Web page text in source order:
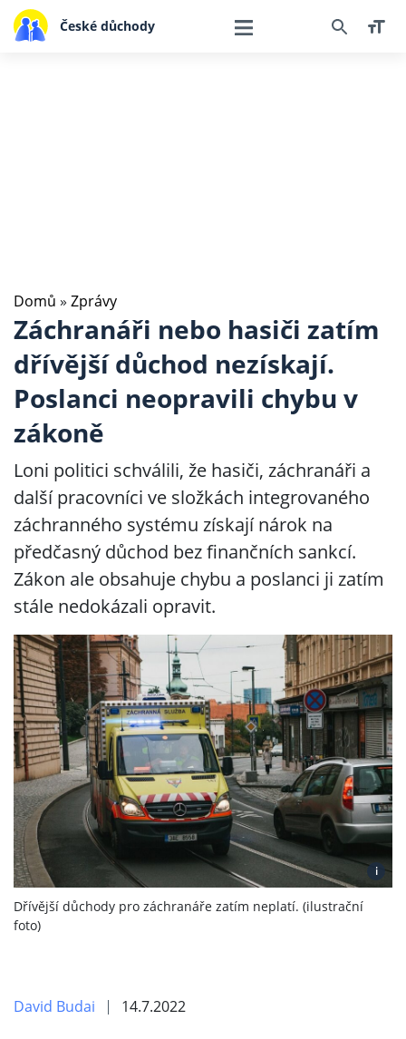
České důchody
Domů » Zprávy
Záchranáři nebo hasiči zatím
dřívější důchod nezískají.
Poslanci neopravili chybu v
zákoně
Loni politici schválili, že hasiči, záchranáři a
další pracovníci ve složkách integrovaného
záchranného systému získají nárok na
předčasný důchod bez finančních sankcí.
Zákon ale obsahuje chybu a poslanci ji zatím
stále nedokázali opravit.
i
Dřívější důchody pro záchranáře zatím neplatí. (ilustrační
foto)
David Budai 14.7.2022